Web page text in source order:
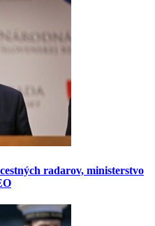
radarov, ministerstvo